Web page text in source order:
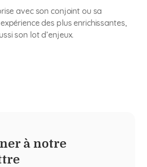
avec son conjoint ou sa
des plus enrichissantes,
son lot d’enjeux.
à notre